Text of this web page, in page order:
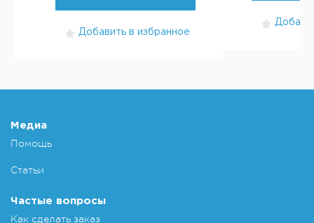
Добавить в избранное
Медиа
Помощь
Статьи
Частые вопросы
Как сделать заказ